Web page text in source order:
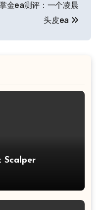
金ea测评：一个凌晨
头皮ea
Scalper